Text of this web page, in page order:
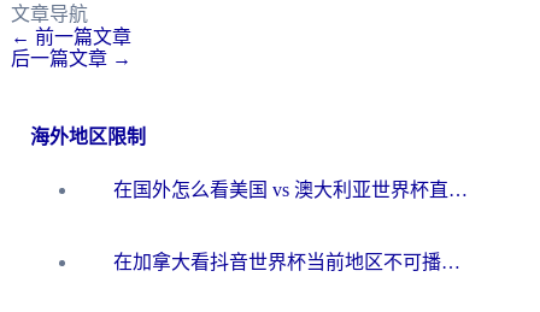
文章导航
← 前一篇文章
后一篇文章 →
海外地区限制
在国外怎么看美国 vs 澳大利亚世界杯直播？海外党必藏的中文解说观赛指南
在加拿大看抖音世界杯当前地区不可播放？海外党体育观赛终极指南